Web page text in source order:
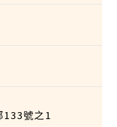
133號之1